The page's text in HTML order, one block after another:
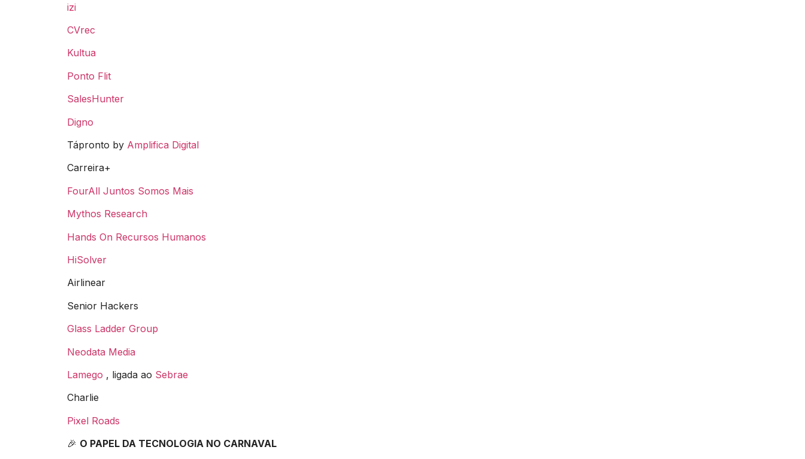
izi
CVrec
Kultua
Ponto Flit
SalesHunter
Digno
Tápronto by Amplifica Digital
Carreira+
FourAll Juntos Somos Mais
Mythos Research
Hands On Recursos Humanos
HiSolver
Airlinear
Senior Hackers
Glass Ladder Group
Neodata Media
Lamego , ligada ao Sebrae
Charlie
Pixel Roads
🎉 O PAPEL DA TECNOLOGIA NO CARNAVAL